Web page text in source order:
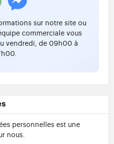
sur notre site ou
commerciale vous
vendredi, de 09h00 à
personnelles est une
nous.